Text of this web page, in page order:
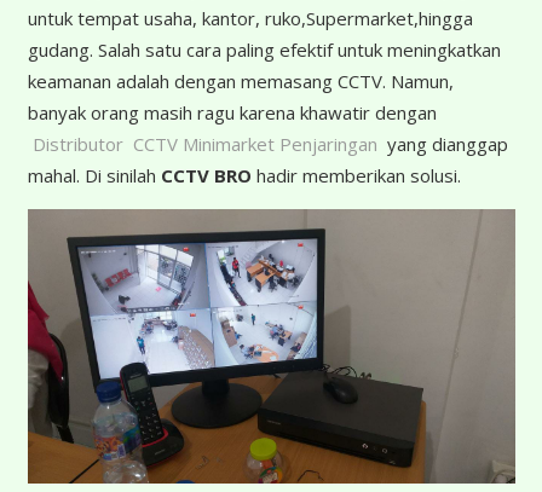
untuk tempat usaha, kantor, ruko,Supermarket,hingga
gudang. Salah satu cara paling efektif untuk meningkatkan
keamanan adalah dengan memasang CCTV. Namun,
banyak orang masih ragu karena khawatir dengan
Distributor CCTV Minimarket Penjaringan yang dianggap
mahal. Di sinilah CCTV BRO hadir memberikan solusi.